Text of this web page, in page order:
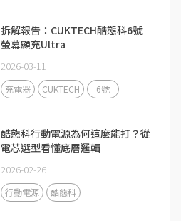
拆解報告：CUKTECH酷態科6號
螢幕顯充Ultra
2026-03-11
充電器 CUKTECH 6號
酷態科行動電源為何這麼能打？從
電芯選型看懂底層邏輯
2026-02-26
行動電源 酷態科